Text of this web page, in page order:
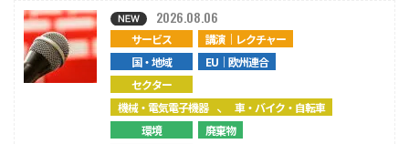
サービス
講演｜レクチャー
国・地域
EU｜欧州連合
セクター
機械・電気電子機器 、車・バイク・自転車
環境
廃棄物
2026.08.06